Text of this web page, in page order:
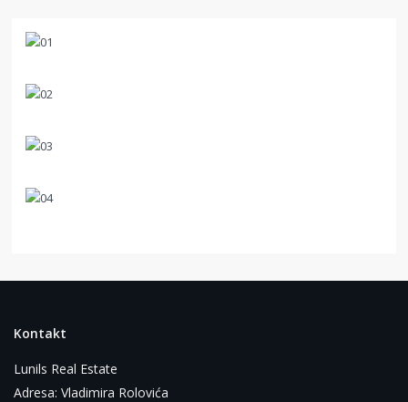
Kontakt
Lunils Real Estate
Adresa: Vladimira Rolovića